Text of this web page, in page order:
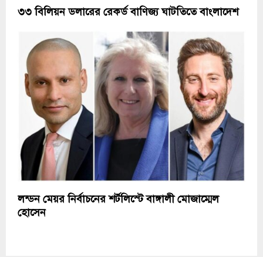
৩৩ বিলিয়ন ডলারের রেকর্ড বাণিজ্য ঘাটতিতে বাংলাদেশ
লন্ডন মেয়র নির্বাচনের শর্টলিস্টে বাঙ্গালী মোজাম্মেল
হোসেন